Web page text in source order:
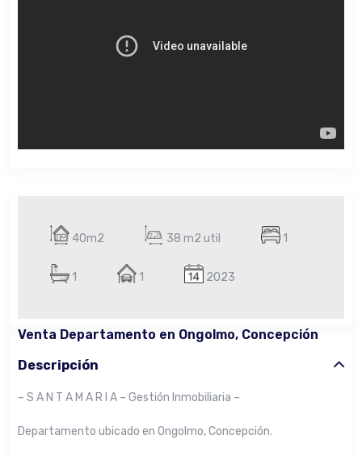
40m2 38 m2 util 1
1 1 2023
Venta Departamento en Ongolmo, Concepción
Descripción
– S A N T A M A R I A – Gestión Inmobiliaria –
Departamento ubicado en Ongolmo, Concepción.